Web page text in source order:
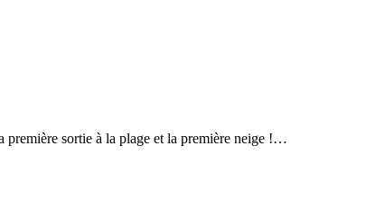
première sortie à la plage et la première neige !…